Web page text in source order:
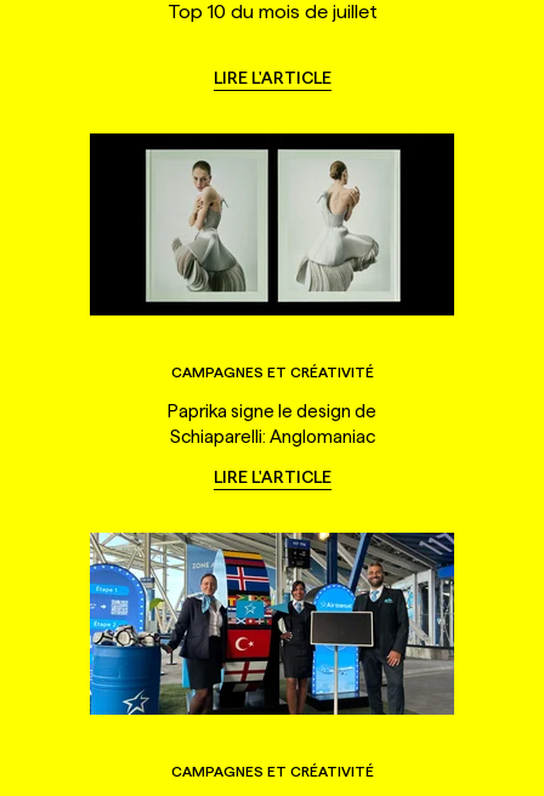
Top 10 du mois de juillet
LIRE L'ARTICLE
CAMPAGNES ET CRÉATIVITÉ
Paprika signe le design de
Schiaparelli: Anglomaniac
LIRE L'ARTICLE
CAMPAGNES ET CRÉATIVITÉ